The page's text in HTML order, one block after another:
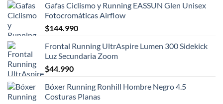
Gafas Ciclismo y Running EASSUN Glen Unisex
Fotocromáticas Airflow
$144.990
Frontal Running UltrAspire Lumen 300 Sidekick
Luz Secundaria Zoom
$44.990
Bóxer Running Ronhill Hombre Negro 4.5
Costuras Planas